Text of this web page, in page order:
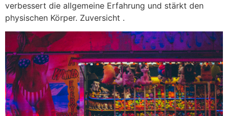
verbessert die allgemeine Erfahrung und stärkt den
physischen Körper. Zuversicht .